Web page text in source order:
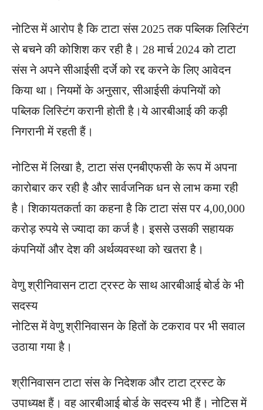
नोटिस में आरोप है कि टाटा संस 2025 तक पब्लिक लिस्टिंग
से बचने की कोशिश कर रही है। 28 मार्च 2024 को टाटा
संस ने अपने सीआईसी दर्जे को रद्द करने के लिए आवेदन
किया था। नियमों के अनुसार, सीआईसी कंपनियों को
पब्लिक लिस्टिंग करानी होती है।ये आरबीआई की कड़ी
निगरानी में रहती हैं।
नोटिस में लिखा है, टाटा संस एनबीएफसी के रूप में अपना
कारोबार कर रही है और सार्वजनिक धन से लाभ कमा रही
है। शिकायतकर्ता का कहना है कि टाटा संस पर 4,00,000
करोड़ रुपये से ज्यादा का कर्ज है। इससे उसकी सहायक
कंपनियों और देश की अर्थव्यवस्था को खतरा है।
वेणु श्रीनिवासन टाटा ट्रस्ट के साथ आरबीआई बोर्ड के भी
सदस्य
नोटिस में वेणु श्रीनिवासन के हितों के टकराव पर भी सवाल
उठाया गया है।
श्रीनिवासन टाटा संस के निदेशक और टाटा ट्रस्ट के
उपाध्यक्ष हैं। वह आरबीआई बोर्ड के सदस्य भी हैं। नोटिस में